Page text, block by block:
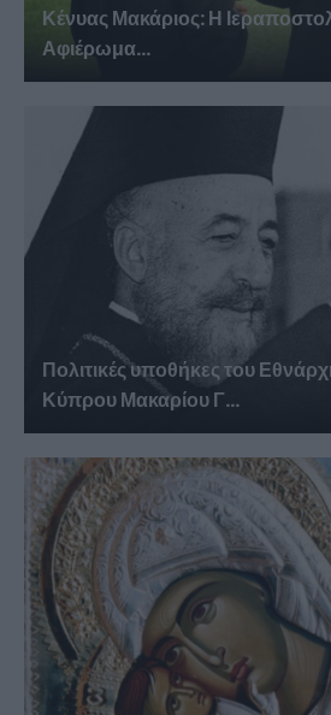
Κένυας Μακάριος: Η
Αφιέρωμα...
Πολιτικές υποθήκες του
Κύπρου Μακαρίου Γ...